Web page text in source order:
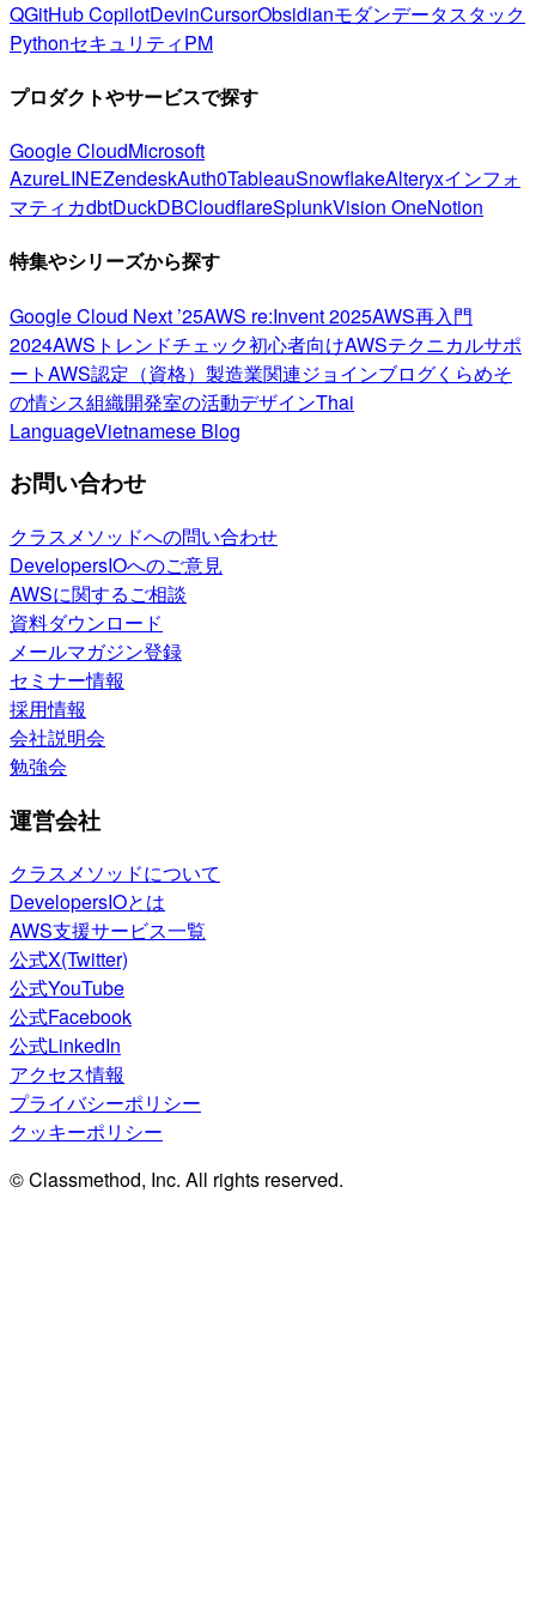
QGitHub CopilotDevinCursorObsidianモダンデータスタック
PythonセキュリティPM
プロダクトやサービスで探す
Google CloudMicrosoft
AzureLINEZendeskAuth0TableauSnowflakeAlteryxインフォ
マティカdbtDuckDBCloudflareSplunkVision OneNotion
特集やシリーズから探す
Google Cloud Next ’25AWS re:Invent 2025AWS再入門
2024AWSトレンドチェック初心者向けAWSテクニカルサポ
ートAWS認定（資格） 製造業関連ジョインブログくらめそ
の情シス組織開発室の活動デザインThai
LanguageVietnamese Blog
お問い合わせ
クラスメソッドへの問い合わせ
DevelopersIOへのご意見
AWSに関するご相談
資料ダウンロード
メールマガジン登録
セミナー情報
採用情報
会社説明会
勉強会
運営会社
クラスメソッドについて
DevelopersIOとは
AWS支援サービス一覧
公式X(Twitter)
公式YouTube
公式Facebook
公式LinkedIn
アクセス情報
プライバシーポリシー
クッキーポリシー
© Classmethod, Inc. All rights reserved.